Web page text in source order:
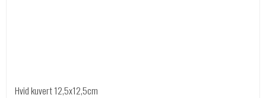
Hvid kuvert 12,5x12,5cm